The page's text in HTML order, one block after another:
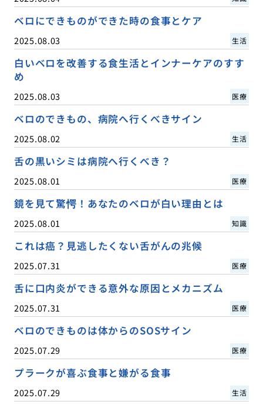
ベロにできものができた時の食事とケア
2025.08.03 生活
白いベロを改善する食生活とインナーケアのすす
め
2025.08.03 医療
ベロのできもの、病院へ行くべきサイン
2025.08.02 生活
舌の黒いシミは病院へ行くべき？
2025.08.01 医療
鏡を見て驚愕！あなたのベロが白い理由とは
2025.08.01 知識
これは癌？見逃したくない舌がんの兆候
2025.07.31 医療
舌に口内炎ができる意外な原因とメカニズム
2025.07.31 医療
ベロのできものは体からのSOSサイン
2025.07.29 医療
プラークが喜ぶ食事と嫌がる食事
2025.07.29 生活